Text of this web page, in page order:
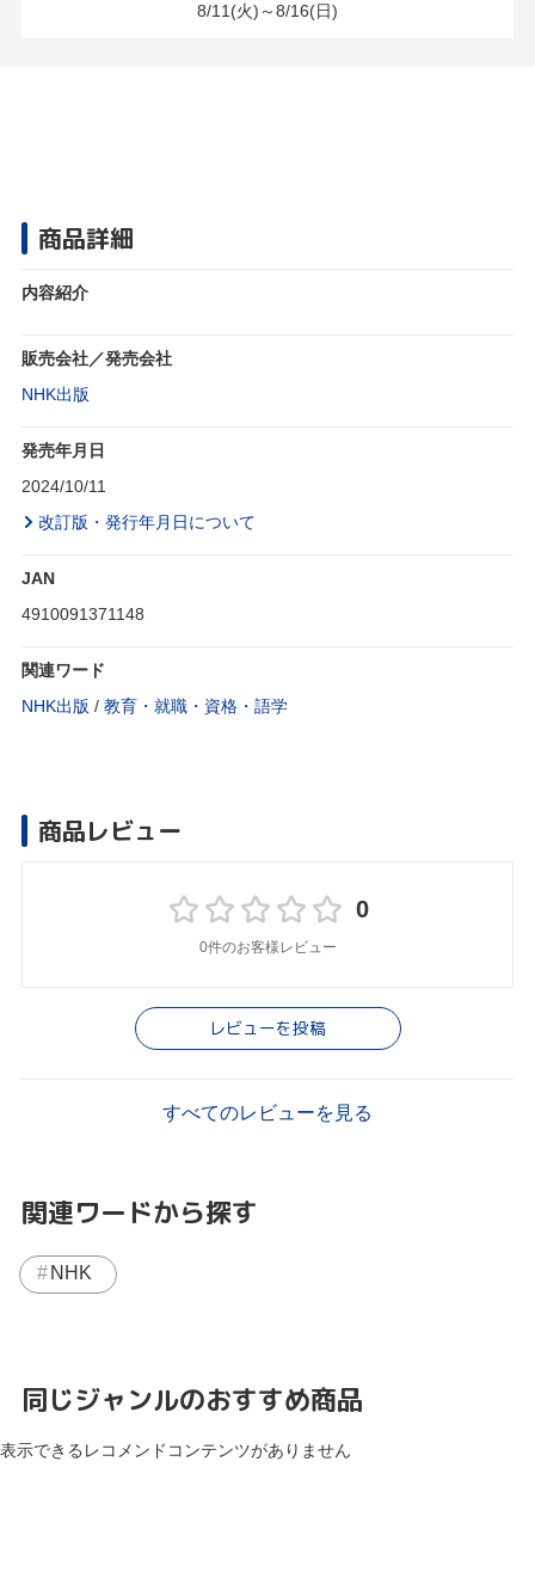
8/11(火)～8/16(日)
商品詳細
内容紹介
販売会社／発売会社
NHK出版
発売年月日
2024/10/11
改訂版・発行年月日について
JAN
4910091371148
関連ワード
NHK出版 / 教育・就職・資格・語学
商品レビュー
0
0件のお客様レビュー
レビューを投稿
すべてのレビューを見る
関連ワードから探す
NHK
同じジャンルのおすすめ商品
表示できるレコメンドコンテンツがありません